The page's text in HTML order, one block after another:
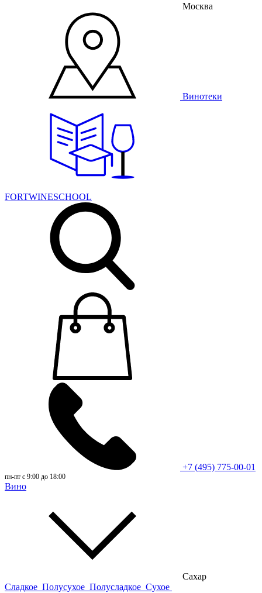
Москва
Винотеки
FORTWINESCHOOL
+7 (495) 775-00-01
пн-пт с 9:00 до 18:00
Вино
Сахар
Сладкое Полусухое Полусладкое Сухое